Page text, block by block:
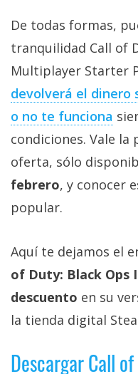
De todas formas,
tranquilidad Call of
Multiplayer Starter
devolverá el dinero
o no te funciona
condiciones. Vale la
oferta, sólo
febrero, y conocer
popular.
Aquí te dejamos el
of Duty: Black Ops
descuento en su
la tienda digital
Descargar Call